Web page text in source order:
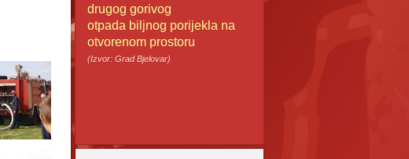
drugog gorivog
otpada biljnog porijekla na
otvorenom prostoru
(Izvor: Grad Bjelovar)